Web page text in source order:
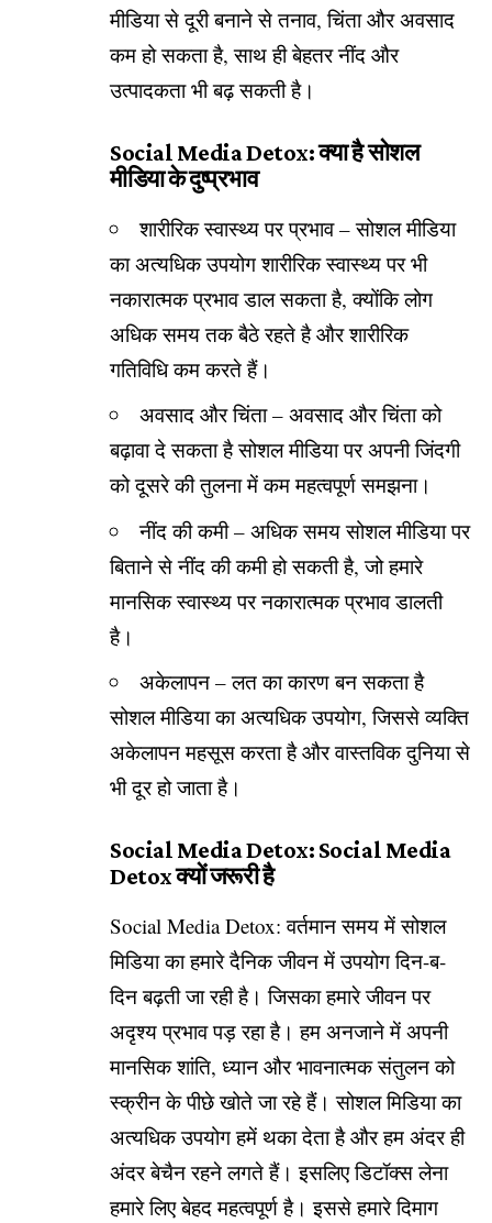
मीडिया से दूरी बनाने से तनाव, चिंता और अवसाद
कम हो सकता है, साथ ही बेहतर नींद और
उत्पादकता भी बढ़ सकती है।
Social Media Detox: क्या है सोशल
मीडिया के दुष्प्रभाव
शारीरिक स्वास्थ्य पर प्रभाव – सोशल मीडिया
का अत्यधिक उपयोग शारीरिक स्वास्थ्य पर भी
नकारात्मक प्रभाव डाल सकता है, क्योंकि लोग
अधिक समय तक बैठे रहते है और शारीरिक
गतिविधि कम करते हैं।
अवसाद और चिंता – अवसाद और चिंता को
बढ़ावा दे सकता है सोशल मीडिया पर अपनी जिंदगी
को दूसरे की तुलना में कम महत्वपूर्ण समझना।
नींद की कमी – अधिक समय सोशल मीडिया पर
बिताने से नींद की कमी हो सकती है, जो हमारे
मानसिक स्वास्थ्य पर नकारात्मक प्रभाव डालती
है।
अकेलापन – लत का कारण बन सकता है
सोशल मीडिया का अत्यधिक उपयोग, जिससे व्यक्ति
अकेलापन महसूस करता है और वास्तविक दुनिया से
भी दूर हो जाता है।
Social Media Detox: Social Media
Detox क्यों जरूरी है
Social Media Detox: वर्तमान समय में सोशल
मिडिया का हमारे दैनिक जीवन में उपयोग दिन-ब-
दिन बढ़ती जा रही है। जिसका हमारे जीवन पर
अदृश्य प्रभाव पड़ रहा है। हम अनजाने में अपनी
मानसिक शांति, ध्यान और भावनात्मक संतुलन को
स्क्रीन के पीछे खोते जा रहे हैं। सोशल मिडिया का
अत्यधिक उपयोग हमें थका देता है और हम अंदर ही
अंदर बेचैन रहने लगते हैं। इसलिए डिटॉक्स लेना
हमारे लिए बेहद महत्वपूर्ण है। इससे हमारे दिमाग